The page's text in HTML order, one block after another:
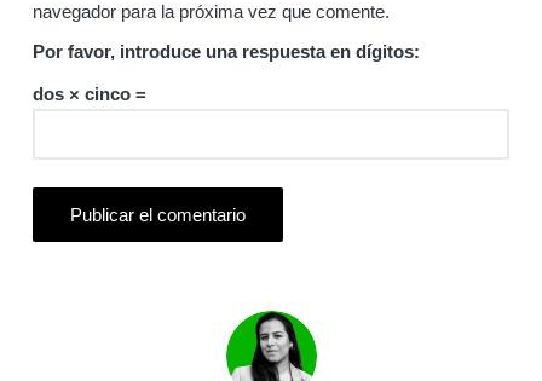
navegador para la próxima vez que comente.
Por favor, introduce una respuesta en dígitos:
dos × cinco =